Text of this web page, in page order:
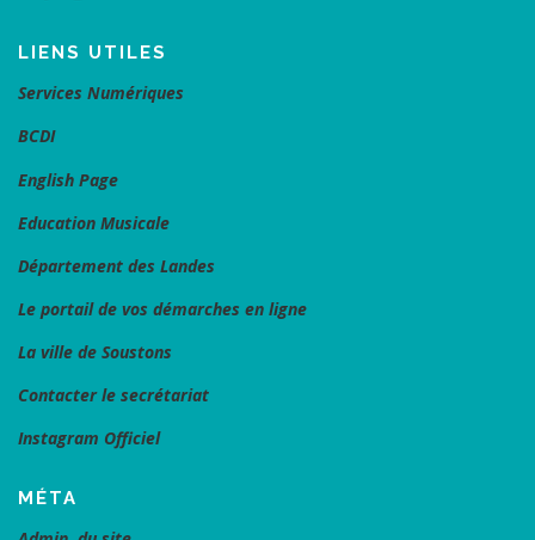
LIENS UTILES
Services Numériques
BCDI
English Page
Education Musicale
Département des Landes
Le portail de vos démarches en ligne
La ville de Soustons
Contacter le secrétariat
Instagram Officiel
MÉTA